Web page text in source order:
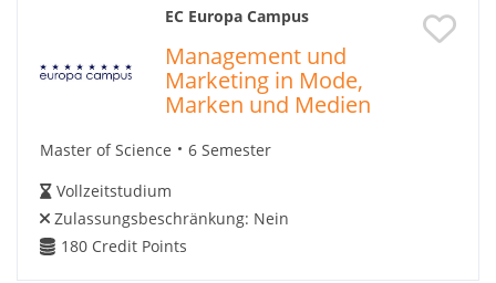
EC Europa Campus
Management und
Marketing in Mode,
Marken und Medien
Master of Science
6 Semester
Vollzeitstudium
Zulassungsbeschränkung: Nein
180 Credit Points